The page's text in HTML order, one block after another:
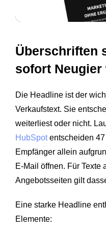
Überschriften
sofort Neugier
Die Headline ist der
Verkaufstext. Sie
weiterliest oder nicht.
HubSpotentscheiden
Empfänger allein
E-Mail öffnen. Für Texte
Angebotsseiten gilt
Eine starke Headline
Elemente: